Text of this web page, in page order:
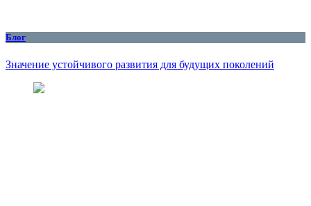
Блог
Значение устойчивого развития для будущих поколений